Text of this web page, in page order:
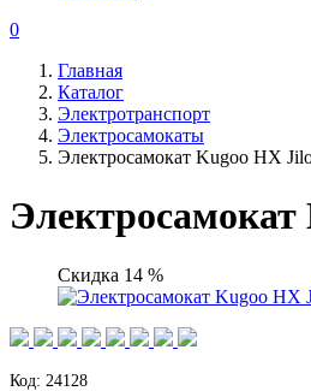
0
Главная
Каталог
Электротранспорт
Электросамокаты
Электросамокат Kugoo HX
Скидка 14 %
Код: 24128